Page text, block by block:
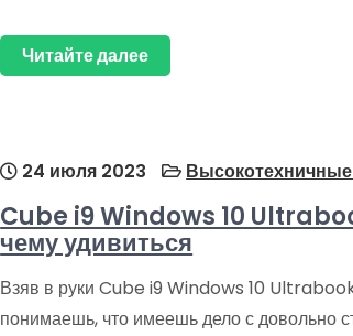
Читайте далее
24 июля 2023 Высокотехничные
Cube i9 Windows 10
чему удивиться
Взяв в руки Cube i9 Windows 10
понимаешь, что имеешь дело с довольно